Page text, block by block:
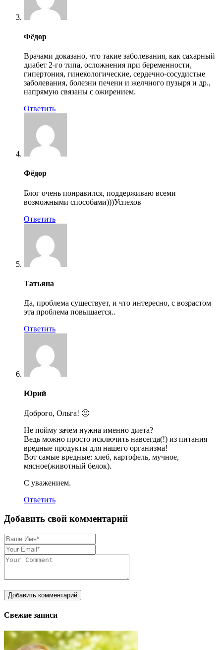
Фёдор
Врачами доказано, что такие заболевания, как сахарный
диабет 2-го типа, осложнения при беременности,
гипертония, гинекологические, сердечно-сосудистые
заболевания, болезни печени и желчного пузыря и др.,
напрямую связаны с ожирением.
Ответить
Фёдор
Блог очень понравился, поддерживаю всеми
возможными способами)))Успехов
Ответить
Татьяна
Да, проблема существует, и что интересно, с возрастом
эта проблема повышается..
Ответить
Юрий
Доброго, Ольга! 🙂
Не пойму зачем нужна именно диета?
Ведь можно просто исключить навсегда(!) из питания
вредные продукты для нашего организма!
Вот самые вредные: хлеб, картофель, мучное,
мясное(животный белок).
С уважением.
Ответить
Добавить свой комментарий
Свежие записи